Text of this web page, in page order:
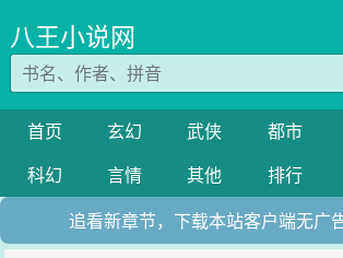
八王小说网
首页 玄幻 武侠 都市
科幻
言情 其他 排行
追看新章节，下载本站客户端无广